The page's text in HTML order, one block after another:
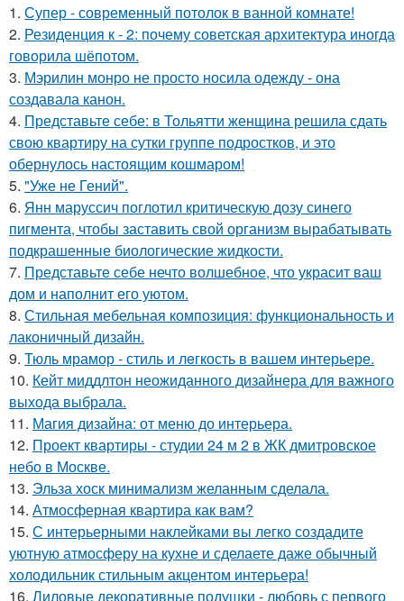
1. Супер - современный потолок в ванной комнате!
2. Резиденция к - 2: почему советская архитектура иногда
говорила шёпотом.
3. Мэрилин монро не просто носила одежду - она
создавала канон.
4. Представьте себе: в Тольятти женщина решила сдать
свою квартиру на сутки группе подростков, и это
обернулось настоящим кошмаром!
5. "Уже не Гений".
6. Янн маруссич поглотил критическую дозу синего
пигмента, чтобы заставить свой организм вырабатывать
подкрашенные биологические жидкости.
7. Представьте себе нечто волшебное, что украсит ваш
дом и наполнит его уютом.
8. Стильная мебельная композиция: функциональность и
лаконичный дизайн.
9. Тюль мрамор - стиль и лeгкость в вашем интерьере.
10. Кейт миддлтон неожиданного дизайнера для важного
выхода выбрала.
11. Магия дизайна: от меню до интерьера.
12. Проект квартиры - студии 24 м 2 в ЖК дмитровское
небо в Москве.
13. Эльза хоск минимализм желанным сделала.
14. Атмосферная квартира как вам?
15. С интерьерными наклейками вы легко создадите
уютную атмосферу на кухне и сделаете даже обычный
холодильник стильным акцентом интерьера!
16. Лиловые декоративные подушки - любовь с первого